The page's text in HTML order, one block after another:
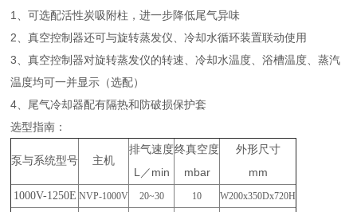
1、可选配活性炭吸附柱，进一步降低尾气异味
2、真空控制器还可与旋转蒸发仪、冷却水循环装置联动使用
3、真空控制器对旋转蒸发仪的转速、冷却水温度、浴槽温度、蒸汽
温度均可一并显示（选配）
4、尾气冷却器配有隔热和防破损保护套
选型指南：
泵与系统型号 主机
排气速度
L ／ min
终真空度
mbar
外形尺寸
mm
1000V-1250E NVP-1000V 20~30 10 W200x350Dx720H